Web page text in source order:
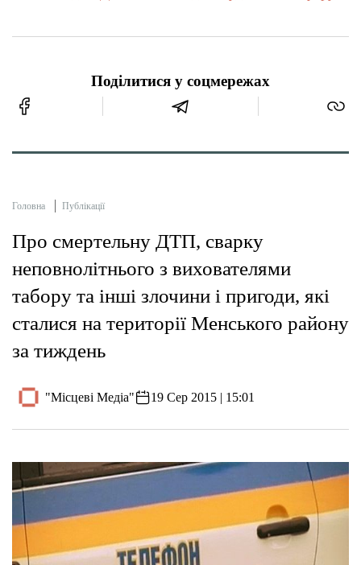
Поділитися у соцмережах
Головна Публікації
Про смертельну ДТП, сварку
неповнолітнього з вихователями
табору та інші злочини і пригоди, які
сталися на території Менського району
за тиждень
"Місцеві Медіа" 19 Сер 2015 | 15:01